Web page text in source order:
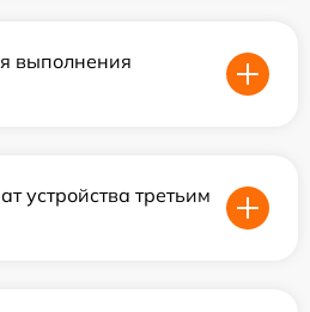
выполнения
устройства третьим